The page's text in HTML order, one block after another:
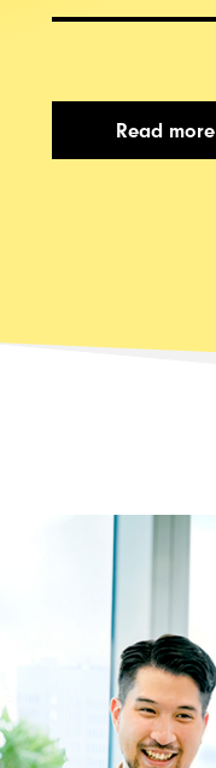
Read more